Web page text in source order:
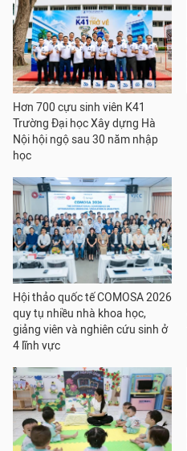
Hơn 700 cựu sinh viên K41
Trường Đại học Xây dựng Hà
Nội hội ngộ sau 30 năm nhập
học
Hội thảo quốc tế COMOSA 2026
quy tụ nhiều nhà khoa học,
giảng viên và nghiên cứu sinh ở
4 lĩnh vực